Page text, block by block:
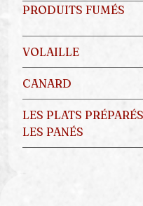
PRODUITS FUMÉS
VOLAILLE
CANARD
LES PLATS
LES PANÉS